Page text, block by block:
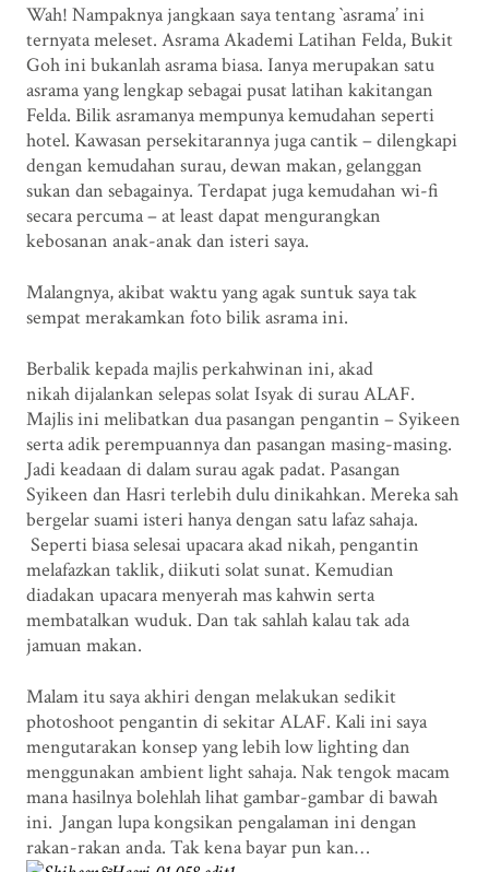
Wah! Nampaknya jangkaan saya tentang `asrama’ ini
ternyata meleset. Asrama Akademi Latihan Felda, Bukit
Goh ini bukanlah asrama biasa. Ianya merupakan satu
asrama yang lengkap sebagai pusat latihan kakitangan
Felda. Bilik asramanya mempunya kemudahan seperti
hotel. Kawasan persekitarannya juga cantik – dilengkapi
dengan kemudahan surau, dewan makan, gelanggan
sukan dan sebagainya. Terdapat juga kemudahan wi-fi
secara percuma – at least dapat mengurangkan
kebosanan anak-anak dan isteri saya.
Malangnya, akibat waktu yang agak suntuk saya tak
sempat merakamkan foto bilik asrama ini.
Berbalik kepada majlis perkahwinan ini, akad
nikah dijalankan selepas solat Isyak di surau ALAF.
Majlis ini melibatkan dua pasangan pengantin – Syikeen
serta adik perempuannya dan pasangan masing-masing.
Jadi keadaan di dalam surau agak padat. Pasangan
Syikeen dan Hasri terlebih dulu dinikahkan. Mereka sah
bergelar suami isteri hanya dengan satu lafaz sahaja.
Seperti biasa selesai upacara akad nikah, pengantin
melafazkan taklik, diikuti solat sunat. Kemudian
diadakan upacara menyerah mas kahwin serta
membatalkan wuduk. Dan tak sahlah kalau tak ada
jamuan makan.
Malam itu saya akhiri dengan melakukan sedikit
photoshoot pengantin di sekitar ALAF. Kali ini saya
mengutarakan konsep yang lebih low lighting dan
menggunakan ambient light sahaja. Nak tengok macam
mana hasilnya bolehlah lihat gambar-gambar di bawah
ini. Jangan lupa kongsikan pengalaman ini dengan
rakan-rakan anda. Tak kena bayar pun kan…